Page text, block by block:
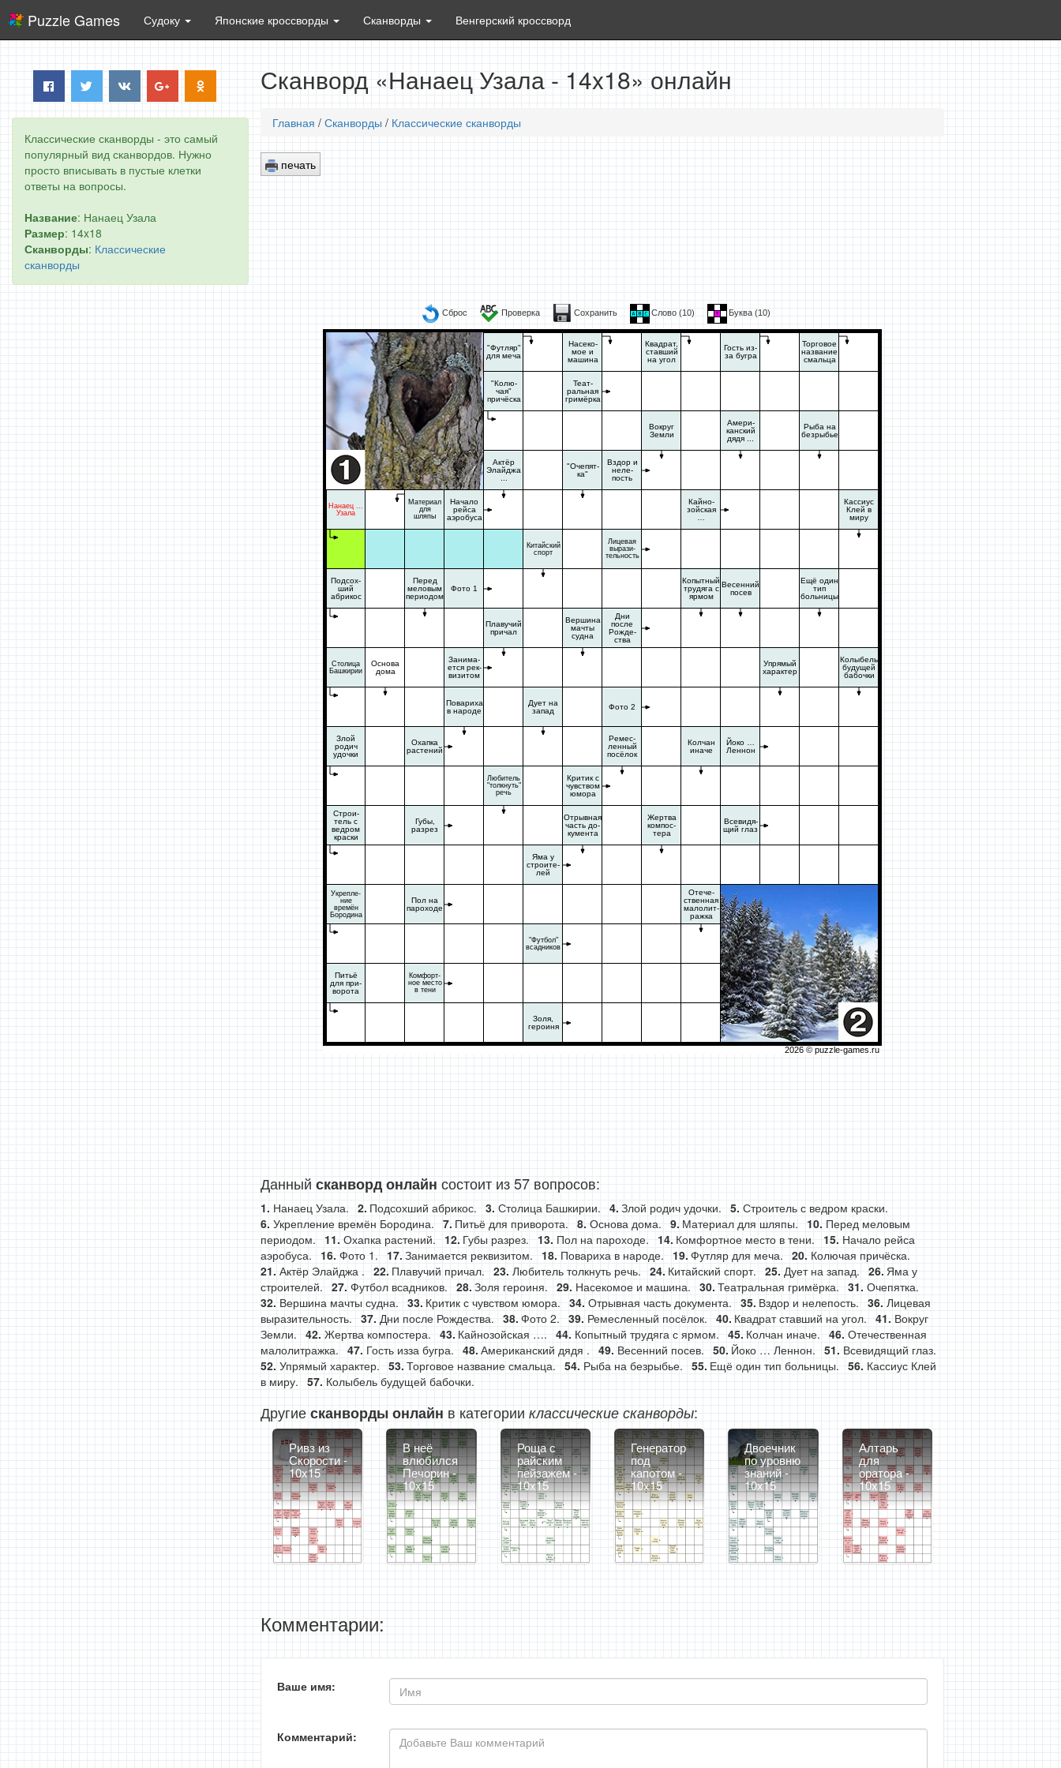
Puzzle Games Судоку Японские кроссворды Сканворды Венгерский кроссворд
Классические сканворды - это самый
популярный вид сканвордов. Нужно
просто вписывать в пустые клетки
ответы на вопросы.
Название: Нанаец Узала
Размер: 14x18
Сканворды: Классические
сканворды
Сканворд «Нанаец Узала - 14x18» онлайн
Главная / Сканворды / Классические сканворды
печать
Сброс Проверка Сохранить Слово (10) Буква (10)
Нанаец ...
Узала
Подсох-
ший
абрикос
Столица
Башкирии
Злой
родич
удочки
Строи-
тель с
ведром
краски
Укрепле-
ние
времён
Бородина
Питьё
для при-
ворота
Основа
дома
Материал
для
шляпы
Перед
меловым
периодом
Охапка
растений
Губы,
разрез
Пол на
пароходе
Комфорт-
ное место
в тени
Начало
рейса
аэробуса
Фото 1
Занима-
ется рек-
визитом
Повариха
в народе
"Футляр"
для меча
"Колю-
чая"
причёска
Актёр
Элайджа
Плавучий
причал
Любитель
"толкнуть"
речь
Китайский
спорт
Дует на
запад
Яма у
строите-
лей
"Футбол"
всадников
Золя,
героиня
Насеко-
мое и
машина
Теат-
ральная
гримёрка
"Очепят-
ка"
Вершина
мачты
судна
Критик с
чувством
юмора
Отрывная
часть до-
кумента
Вздор и
неле-
пость
Лицевая
вырази-
тельность
Дни
после
Рожде-
ства
Фото 2
Ремес-
ленный
посёлок
Квадрат,
ставший
на угол
Вокруг
Земли
Жертва
компос-
тера
Кайно-
зойская
Копытный
трудяга с
ярмом
Колчан
иначе
Отече-
ственная
малолит-
ражка
Гость из-
за бугра
Амери-
канский
дядя ...
Весенний
посев
Йоко …
Леннон
Всевидя-
щий глаз
Упрямый
характер
Торговое
название
смальца
Рыба на
безрыбье
Ещё один
тип
больницы
Кассиус
Клей в
миру
Колыбель
будущей
бабочки
2026 © puzzle-games.ru
Данный сканворд онлайн состоит из 57 вопросов:
Нанаец Узала. Подсохший абрикос. Столица Башкирии. Злой родич удочки.
Строитель с ведром краски.
Укрепление времён Бородина.
Питьё для приворота. Основа дома. Материал для шляпы.
Перед меловым
периодом.
Охапка растений. Губы разрез. Пол на пароходе. Комфортное место в тени.
Начало рейса
аэробуса.
Фото 1. Занимается реквизитом. Повариха в народе. Футляр для меча.
Колючая причёска.
Актёр Элайджа .
Плавучий причал. Любитель толкнуть речь. Китайский спорт. Дует на запад.
Яма у
строителей.
Футбол всадников. Золя героиня. Насекомое и машина. Театральная гримёрка.
Очепятка.
Вершина мачты судна.
Критик с чувством юмора. Отрывная часть документа. Вздор и нелепость.
Лицевая
выразительность.
Дни после Рождества. Фото 2. Ремесленный посёлок. Квадрат ставший на угол.
Вокруг
Земли.
Жертва компостера. Кайнозойская …. Копытный трудяга с ярмом. Колчан иначе.
Отечественная
малолитражка.
Гость изза бугра. Американский дядя . Весенний посев. Йоко … Леннон.
Всевидящий глаз.
Упрямый характер.
Торговое название смальца. Рыба на безрыбье. Ещё один тип больницы.
Кассиус Клей
в миру.
Колыбель будущей бабочки.
Другиесканворды онлайн в категории классические сканворды:
Ривз из
Скорости -
10x15
В неё
влюбился
Печорин -
10x15
Роща с
райским
пейзажем -
10x15
Генератор
под
капотом -
10x15
Двоечник
по уровню
знаний -
10x15
Алтарь
для
оратора -
10x15
Комментарии:
Ваше имя:
Комментарий: